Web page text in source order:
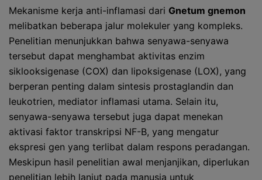
Mekanisme kerja anti-inflamasi dari Gnetum gnemon
melibatkan beberapa jalur molekuler yang kompleks.
Penelitian menunjukkan bahwa senyawa-senyawa
tersebut dapat menghambat aktivitas enzim
siklooksigenase (COX) dan lipoksigenase (LOX), yang
berperan penting dalam sintesis prostaglandin dan
leukotrien, mediator inflamasi utama. Selain itu,
senyawa-senyawa tersebut juga dapat menekan
aktivasi faktor transkripsi NF-B, yang mengatur
ekspresi gen yang terlibat dalam respons peradangan.
Meskipun hasil penelitian awal menjanjikan, diperlukan
penelitian lebih lanjut pada manusia untuk